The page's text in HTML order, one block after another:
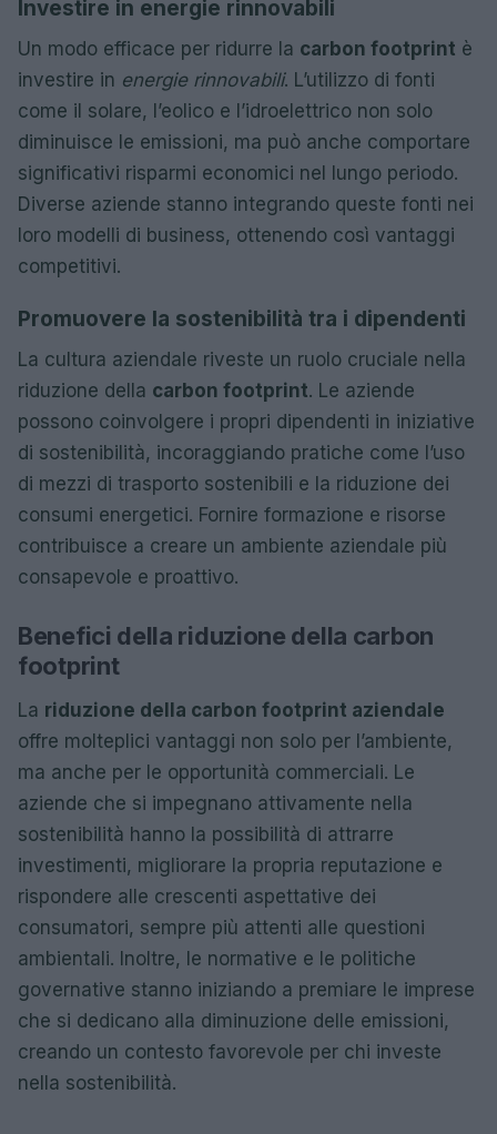
Investire in energie rinnovabili
Un modo efficace per ridurre la carbon footprint è
investire in energie rinnovabili. L’utilizzo di fonti
come il solare, l’eolico e l’idroelettrico non solo
diminuisce le emissioni, ma può anche comportare
significativi risparmi economici nel lungo periodo.
Diverse aziende stanno integrando queste fonti nei
loro modelli di business, ottenendo così vantaggi
competitivi.
Promuovere la sostenibilità tra i dipendenti
La cultura aziendale riveste un ruolo cruciale nella
riduzione della carbon footprint. Le aziende
possono coinvolgere i propri dipendenti in iniziative
di sostenibilità, incoraggiando pratiche come l’uso
di mezzi di trasporto sostenibili e la riduzione dei
consumi energetici. Fornire formazione e risorse
contribuisce a creare un ambiente aziendale più
consapevole e proattivo.
Benefici della riduzione della carbon
footprint
La riduzione della carbon footprint aziendale
offre molteplici vantaggi non solo per l’ambiente,
ma anche per le opportunità commerciali. Le
aziende che si impegnano attivamente nella
sostenibilità hanno la possibilità di attrarre
investimenti, migliorare la propria reputazione e
rispondere alle crescenti aspettative dei
consumatori, sempre più attenti alle questioni
ambientali. Inoltre, le normative e le politiche
governative stanno iniziando a premiare le imprese
che si dedicano alla diminuzione delle emissioni,
creando un contesto favorevole per chi investe
nella sostenibilità.